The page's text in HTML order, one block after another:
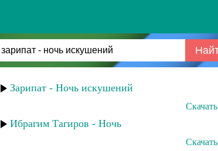
Зарипат - Ночь искушений
Скачать
Ибрагим Тагиров - Ночь
Скачать